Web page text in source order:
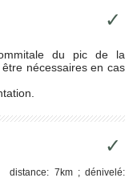
✓
du pic de la
nécessaires en cas
✓
distance: 7km ; dénivelé: